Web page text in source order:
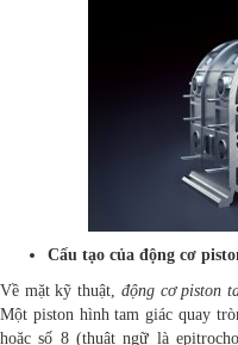
Cấu tạo của động cơ
Về mặt kỹ thuật, động cơ piston
Một piston hình tam giác quay
hoặc số 8 (thuật ngữ là